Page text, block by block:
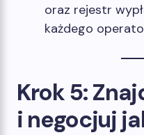
oraz rejestr
każdego
Krok 5:
i negocjuj